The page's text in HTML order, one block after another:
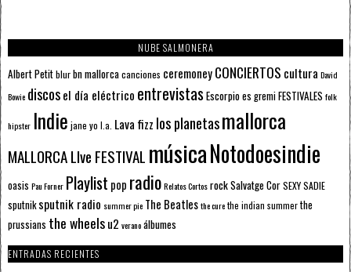
NUBE SALMONERA
Albert Petitblurbn mallorcacanciones ceremoneyCONCIERTOS cultura David
Bowie discosel día eléctrico entrevistas Escorpioes gremiFESTIVALES folk
hipster Indie jane yo l.a. Lava fizz los planetasmallorca
MALLORCA LIve FESTIVAL músicaNotodoesindie
oasis Pau Forner Playlist pop radioRelatos CortosrockSalvatge CorSEXY SADIE
sputnik sputnik radio summer pie The Beatlesthe curethe indian summerthe
prussians the wheelsu2 veranoálbumes
ENTRADAS RECIENTES